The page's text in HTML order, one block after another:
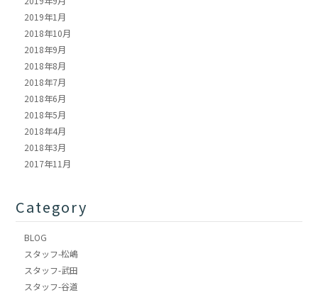
2019年1月
2018年10月
2018年9月
2018年8月
2018年7月
2018年6月
2018年5月
2018年4月
2018年3月
2017年11月
Category
BLOG
スタッフ-松嶋
スタッフ-武田
スタッフ-谷道